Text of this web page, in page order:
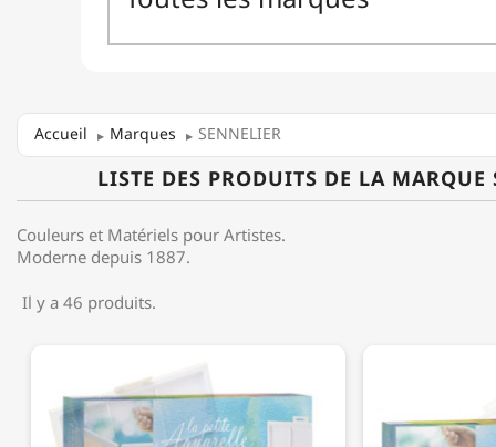
Accueil Marques SENNELIER
LISTE DES PRODUITS DE LA MARQUE
Couleurs et Matériels pour Artistes.
Moderne depuis 1887.
Il y a 46 produits.